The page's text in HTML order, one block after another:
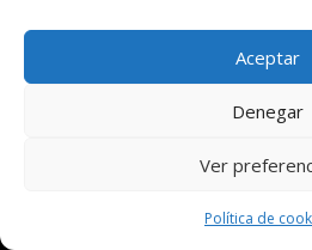
Aceptar
Denegar
Ver
Política de